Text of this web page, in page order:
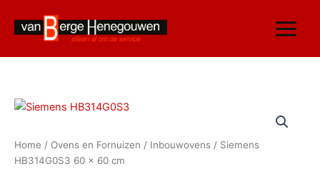
inhoud
Home / Ovens en Fornuizen / Inbouwovens / Siemens
HB314G0S3 60 x 60 cm
Siemens
x
60